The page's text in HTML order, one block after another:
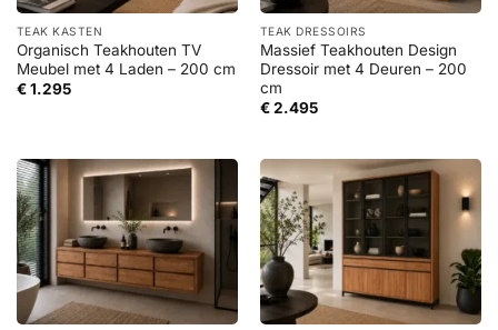
TEAK KASTEN
Organisch Teakhouten TV
Meubel met 4 Laden – 200 cm
€1.295
TEAK DRESSOIRS
Massief Teakhouten Design
Dressoir met 4 Deuren – 200
cm
€2.495